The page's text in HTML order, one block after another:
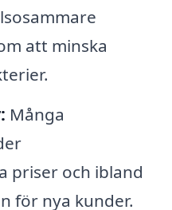
att minska
Många
priser och ibland
för nya kunder.